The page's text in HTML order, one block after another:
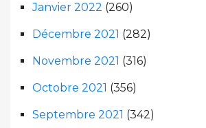
Janvier 2022 (260)
Décembre 2021 (282)
Novembre 2021 (316)
Octobre 2021 (356)
Septembre 2021 (342)